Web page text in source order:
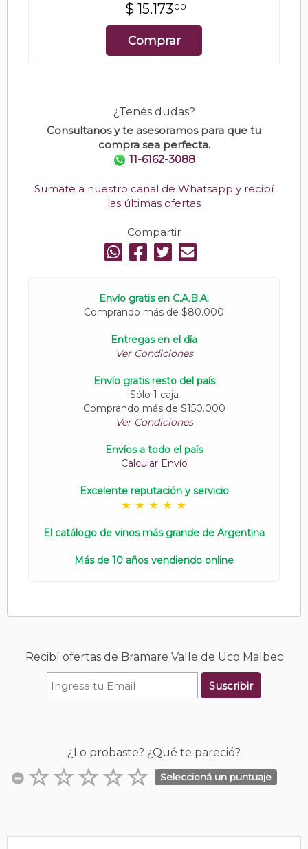
$ 15.173 00
Comprar
¿Tenés dudas?
Consultanos y te asesoramos para que tu
compra sea perfecta.
11-6162-3088
Sumate a nuestro canal de Whatsapp y recibí
las últimas ofertas
Compartir
Envío gratis en C.A.B.A.
Comprando más de $80.000
Entregas en el día
Ver Condiciones
Envío gratis resto del país
Sólo 1 caja
Comprando más de $150.000
Ver Condiciones
Envíos a todo el país
Calcular Envío
Excelente reputación y servicio
El catálogo de vinos más grande de Argentina
Más de 10 años vendiendo online
Recibí ofertas de Bramare Valle de Uco Malbec
Suscribir
¿Lo probaste? ¿Qué te pareció?
Seleccioná un puntuaje